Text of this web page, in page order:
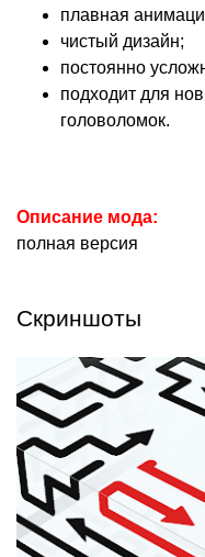
плавная
чистый дизайн;
постоянно
подходит для
головоломок.
Описание мода:
полная версия
Скриншоты